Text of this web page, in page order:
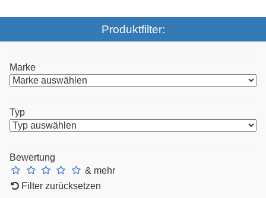
Produktfilter:
Marke
Typ
Bewertung
& mehr
Filter zurücksetzen